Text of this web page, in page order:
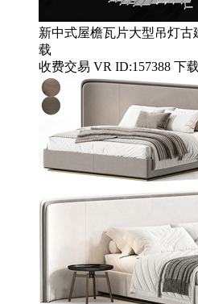
新中式屋檐瓦片大型吊灯
载
收费交易 VR ID:157388 下载